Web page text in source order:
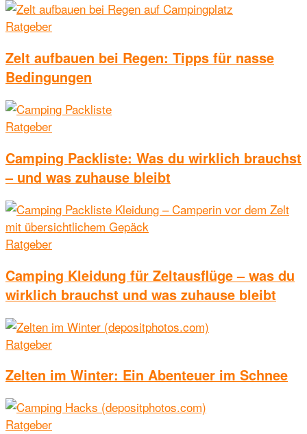
Ratgeber
Zelt aufbauen bei Regen: Tipps für nasse
Bedingungen
Ratgeber
Camping Packliste: Was du wirklich brauchst
– und was zuhause bleibt
Ratgeber
Camping Kleidung für Zeltausflüge – was du
wirklich brauchst und was zuhause bleibt
Ratgeber
Zelten im Winter: Ein Abenteuer im Schnee
Ratgeber